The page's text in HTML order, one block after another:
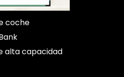
coche
alta capacidad